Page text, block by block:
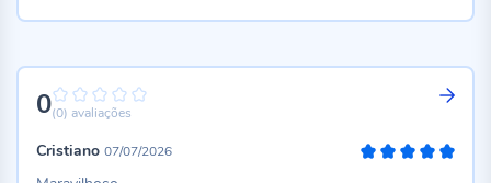
00%
(0) avaliações
Cristiano 07/07/2026